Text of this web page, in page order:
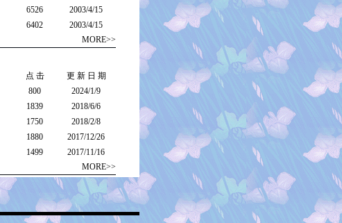
6526
2003/4/15
6402
2003/4/15
MORE>>
点 击
更 新 日 期
800
2024/1/9
1839
2018/6/6
1750
2018/2/8
1880
2017/12/26
1499
2017/11/16
MORE>>